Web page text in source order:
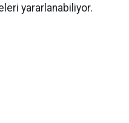
yararlanabiliyor.